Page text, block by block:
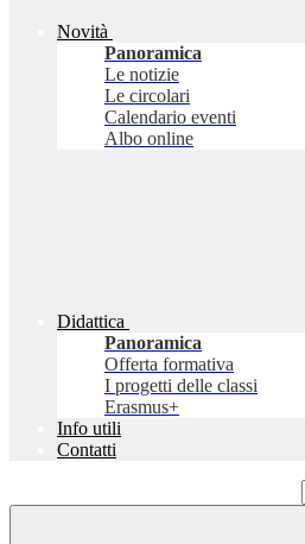
Novità
Panoramica
Le notizie
Le circolari
Calendario eventi
Albo online
Didattica
Panoramica
Offerta formativa
I progetti delle classi
Erasmus+
Info utili
Contatti